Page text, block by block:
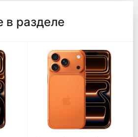
в разделе